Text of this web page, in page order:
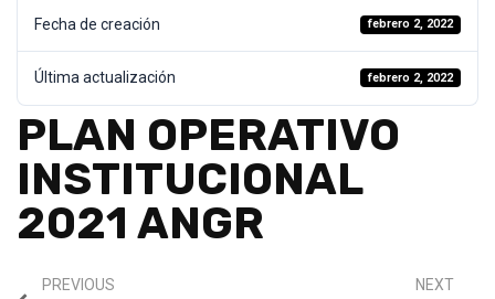
Fecha de creación febrero 2, 2022
Última actualización febrero 2, 2022
PLAN OPERATIVO
INSTITUCIONAL
2021 ANGR
PREVIOUS
NEXT